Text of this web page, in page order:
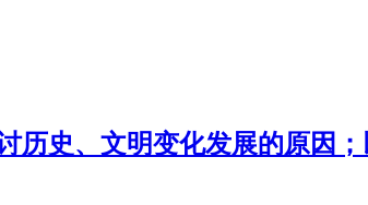
史、文明变化发展的原因